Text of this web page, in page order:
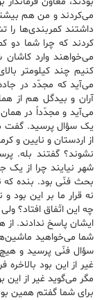
می‌کردند و من هم
داشتند کمربندی‌ها را
کردند که چرا شما دو
می‌خواهند وارد کاشان
کنیم چند کیلومتر
می‌آید که مجدّد در
آران و بیدگل هم از
می‌آید و مجدّداً در
یک سؤال پرسید. گفت
از اردستان و نایین و
نشوند؟ گفتند بله.
شهر نیایند چرا از یک
بحث فنّی بود. بنده که
نه قرار ما بر این
چه این اتّفاق افتاد؟
ایشان پاسخ ندادند.
شما می‌خواهید
سؤال فنّی پرسید و هیچ
غیر از این بود
مگر می‌گوید غیر از
برای شما گفتم همین